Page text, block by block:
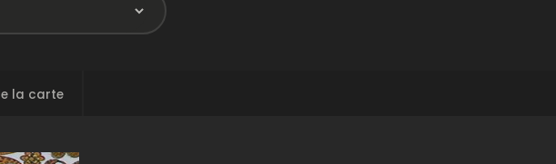
la carte